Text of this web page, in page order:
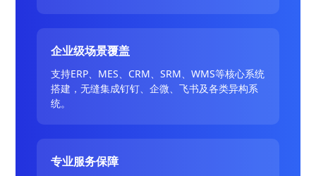
企业级场景覆盖
支持ERP、MES、CRM、SRM、WMS等核心系统
搭建，无缝集成钉钉、企微、飞书及各类异构系
统。
专业服务保障